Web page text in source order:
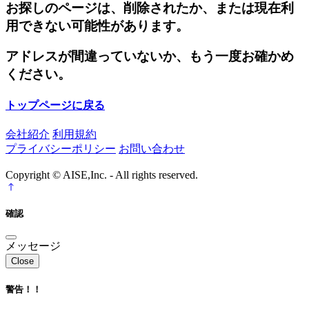
お探しのページは、削除されたか、または現在利
用できない可能性があります。
アドレスが間違っていないか、もう一度お確かめ
ください。
トップページに戻る
会社紹介 利用規約
プライバシーポリシー お問い合わせ
Copyright © AISE,Inc. - All rights reserved.
確認
メッセージ
Close
警告！！